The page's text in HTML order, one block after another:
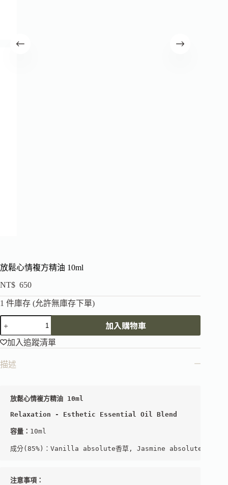
放鬆心情複方精油 10ml
NT$ 650
1 件庫存 (允許無庫存下單)
加入購物車
加入追蹤清單
描述
Relaxation - Esthetic Essential Oil Blend
容量： 10ml
成分(85%)：Vanilla absolute香草, Jasmine absolute大花茉
注意事項：